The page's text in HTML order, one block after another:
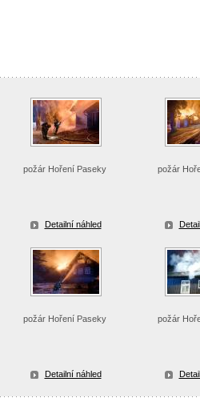
požár Hoření Paseky
Detailní náhled
požár
požár Hoření Paseky
Detailní náhled
požár